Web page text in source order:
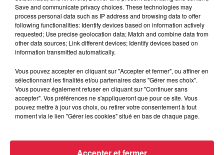
À découvrir également
Save and communicate privacy choices. These technologies may
process personal data such as IP address and browsing data to offer
following functionalities: Identify devices based on information actively
requested; Use precise geolocation data; Match and combine data from
other data sources; Link different devices; Identify devices based on
information transmitted automatically.
Vous pouvez accepter en cliquant sur "Accepter et fermer", ou affiner en
sélectionnant les finalités et/ou partenaires dans "Gérer mes choix".
Vous pouvez également refuser en cliquant sur "Continuer sans
accepter". Vos préférences ne s'appliqueront que pour ce site. Vous
pouvez mettre à jour vos choix, ou retirer votre consentement à tout
moment via le lien "Gérer les cookies" situé en bas de chaque page.